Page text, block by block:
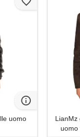
uomo
LianMz
uomo